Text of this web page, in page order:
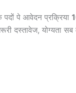
पदों पे आवेदन प्रक्रिया
दस्तावेज, योग्यता